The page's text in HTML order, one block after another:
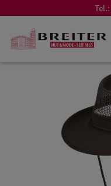
Tel.: